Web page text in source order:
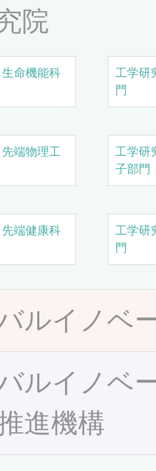
院
命機能科
工学研
門
端物理工
工学研
子部門
端健康科
工学研
門
ルイノベ
ルイノベ
進機構